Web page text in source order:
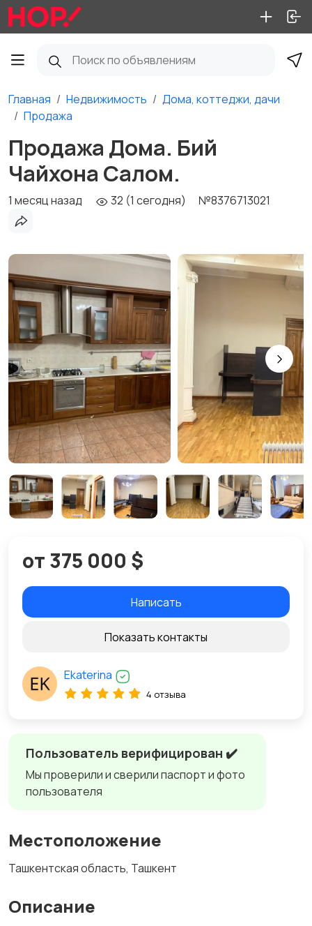
Главная Недвижимость
Дома, коттеджи, дачи
Продажа
Продажа Дома. Бий
Чайхона Салом.
1 месяц назад 32 (1 сегодня) №8376713021
Пользователь верифицирован ✔️
Мы проверили и сверили паспорт и фото
пользователя
Местоположение
Ташкентская область, Ташкент
Описание
от 375 000 $
Написать
Показать контакты
Ekaterina
4 отзыва